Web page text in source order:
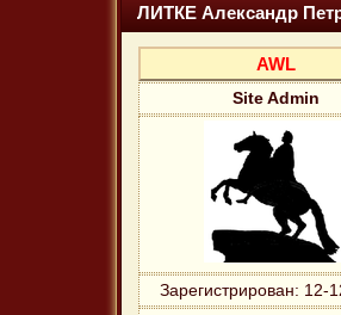
ЛИТКЕ Александр
AWL
Site Admin
Зарегистрирован: 12-